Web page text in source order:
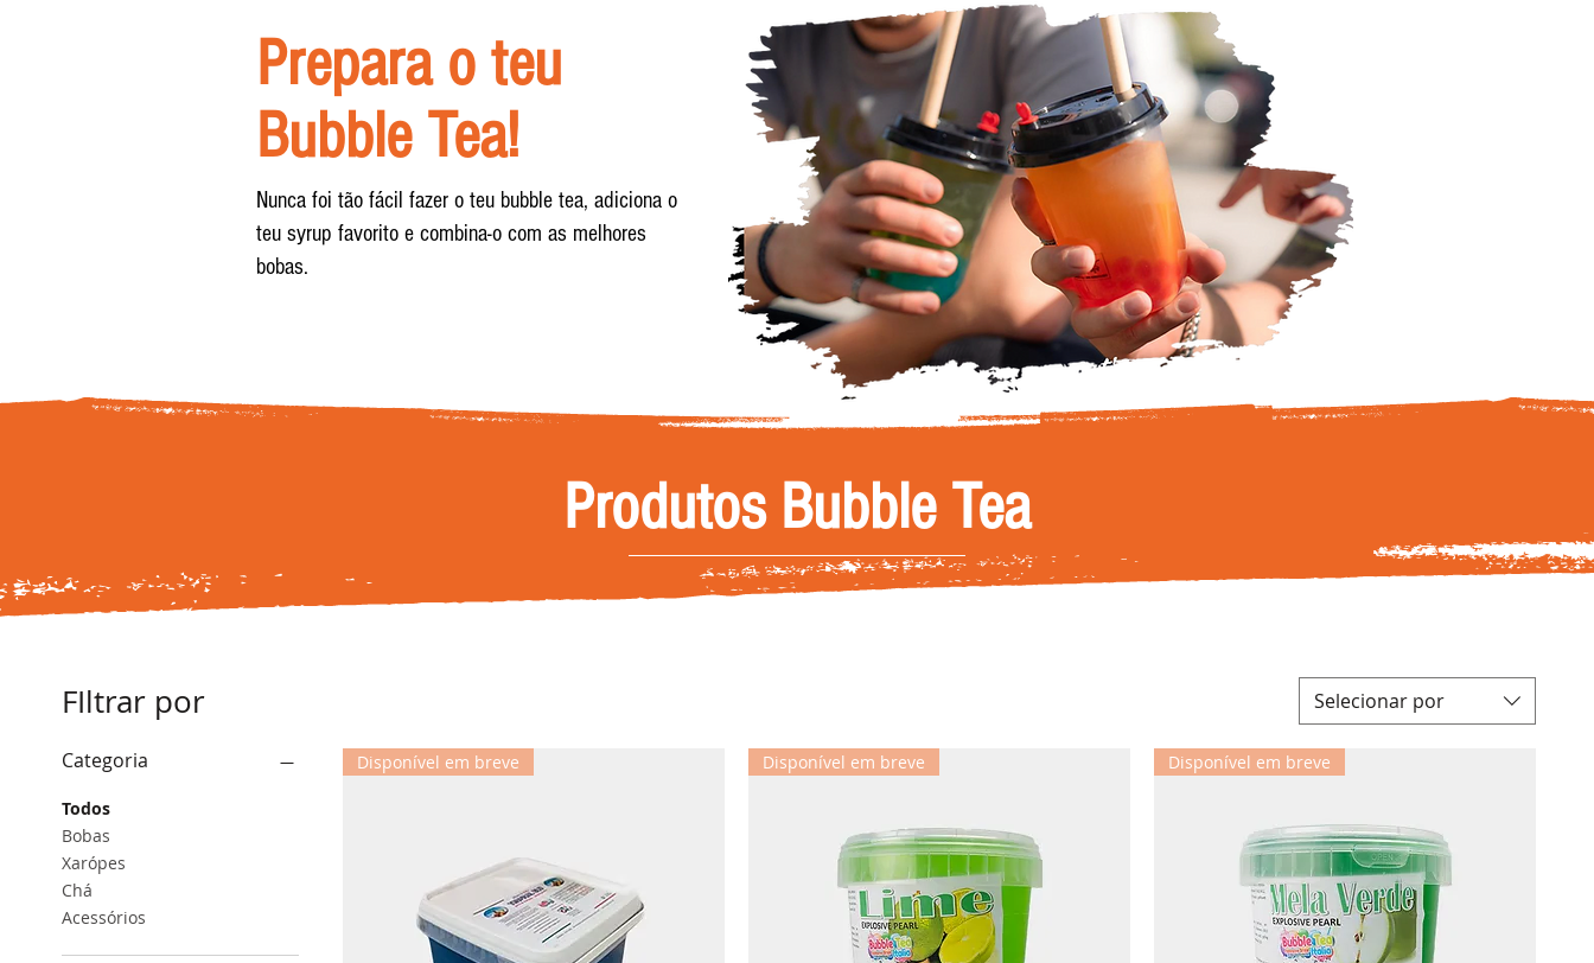
Prepara o teu
Bubble Tea!
Nunca foi tão fácil fazer o teu bubble tea, adiciona o
teu syrup favorito e combina-o com as melhores
bobas.
Produtos Bubble Tea
FIltrar por
Categoria
Todos
Bobas
Xarópes
Chá
Acessórios
Selecionar por
Disponível em breve Disponível em breve Disponível em breve